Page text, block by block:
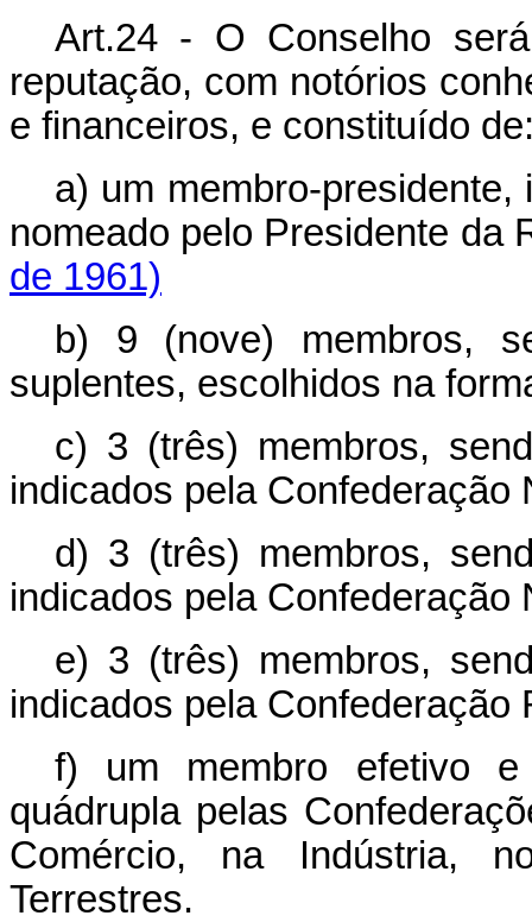
Art.24 - O Conselho
reputação, com notórios
e financeiros, e constituído
a) um membro-
nomeado pelo
de 1961)
b) 9 (nove) membros,
suplentes, escolhidos na
c) 3 (três) membros,
indicados pela Confederação
d) 3 (três) membros,
indicados pela Confederação
e) 3 (três) membros,
indicados pela Confederação
f) um membro efetivo
quádrupla pelas
Comércio, na Indústria,
Terrestres.